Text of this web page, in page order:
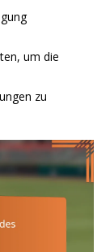
um die
zu